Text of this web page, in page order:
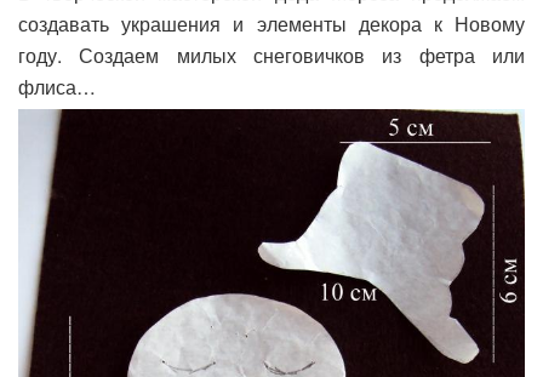
создавать украшения и элементы декора к Новому
году. Создаем милых снеговичков из фетра или
флиса…